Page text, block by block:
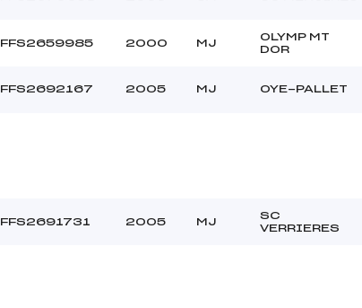
FFS2659985 2000 MJ
OLYMP MT
DOR
FFS2692167 2005 MJ OYE-PALLET
FFS2691731 2005 MJ
SC
VERRIERES